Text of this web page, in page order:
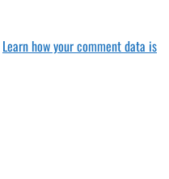
Learn how your comment data is